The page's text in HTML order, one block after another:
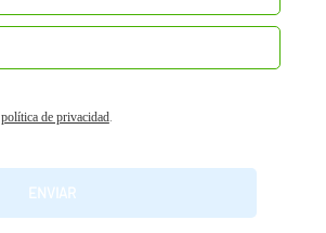
política de privacidad.